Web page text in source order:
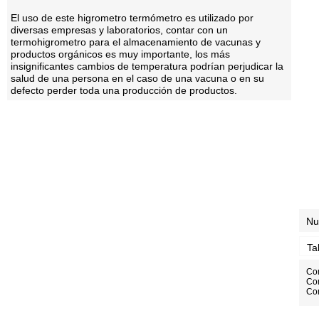
El uso de este higrometro termómetro es utilizado por
diversas empresas y laboratorios, contar con un
termohigrometro para el almacenamiento de vacunas y
productos orgánicos es muy importante, los más
insignificantes cambios de temperatura podrían perjudicar la
salud de una persona en el caso de una vacuna o en su
defecto perder toda una producción de productos.